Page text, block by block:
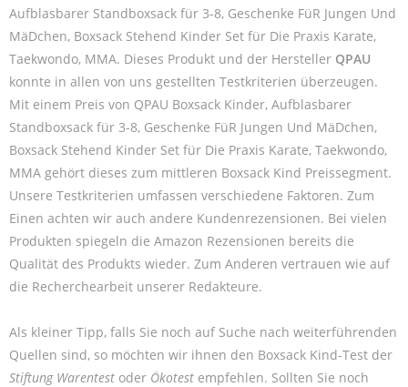
Aufblasbarer Standboxsack für 3-8, Geschenke FüR Jungen Und
MäDchen, Boxsack Stehend Kinder Set für Die Praxis Karate,
Taekwondo, MMA. Dieses Produkt und der Hersteller QPAU
konnte in allen von uns gestellten Testkriterien überzeugen.
Mit einem Preis von QPAU Boxsack Kinder, Aufblasbarer
Standboxsack für 3-8, Geschenke FüR Jungen Und MäDchen,
Boxsack Stehend Kinder Set für Die Praxis Karate, Taekwondo,
MMA gehört dieses zum mittleren Boxsack Kind Preissegment.
Unsere Testkriterien umfassen verschiedene Faktoren. Zum
Einen achten wir auch andere Kundenrezensionen. Bei vielen
Produkten spiegeln die Amazon Rezensionen bereits die
Qualität des Produkts wieder. Zum Anderen vertrauen wie auf
die Recherchearbeit unserer Redakteure.
Als kleiner Tipp, falls Sie noch auf Suche nach weiterführenden
Quellen sind, so möchten wir ihnen den Boxsack Kind-Test der
Stiftung Warentest oder Ökotest empfehlen. Sollten Sie noch